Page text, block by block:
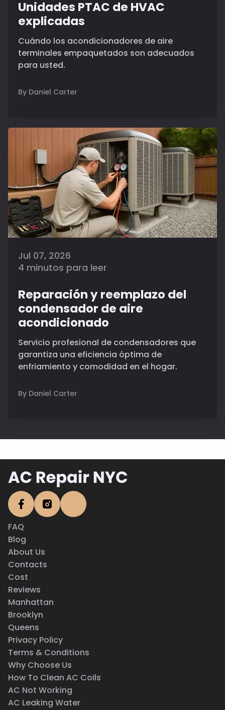
Unidades PTAC de HVAC
explicadas
Cuándo los acondicionadores de aire
terminales empaquetados son adecuados
para usted.
By Daniel Carter
Jul 07, 2026
4 minutos para leer
Reparación y reemplazo del
condensador de aire
acondicionado
Servicio profesional de condensadores que
garantiza una eficiencia óptima de
enfriamiento y comodidad en el hogar.
By Daniel Carter
FAQ
Blog
About Us
Contacts
Cost
Reviews
Manhattan
Brooklyn
Queens
Privacy Policy
Terms & Conditions
Why Choose Us
How To Clean AC Coils
AC Not Working
AC Leaking Water